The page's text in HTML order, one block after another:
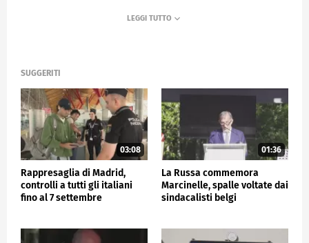
SUGGERITI
03:08
Rappresaglia di Madrid,
controlli a tutti gli italiani
fino al 7 settembre
01:36
La Russa commemora
Marcinelle, spalle voltate dai
sindacalisti belgi